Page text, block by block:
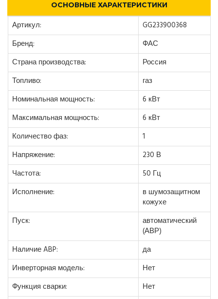
ОСНОВНЫЕ ХАРАКТЕРИСТИКИ
Артикул:
GG233900368
Бренд:
ФАС
Страна производства:
Россия
Топливо:
газ
Номинальная мощность:
6 кВт
Максимальная мощность:
6 кВт
Количество фаз:
1
Напряжение:
230 В
Частота:
50 Гц
Исполнение:
в шумозащитном
кожухе
Пуск:
автоматический
(АВР)
Наличие ABP:
да
Инверторная модель:
Нет
Функция сварки:
Нет